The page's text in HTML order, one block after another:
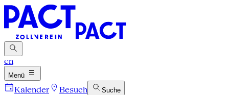
en
Menü
Kalender Besuch Suche